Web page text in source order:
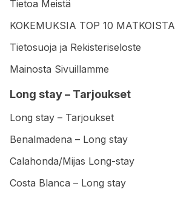
Tietoa Meistä
KOKEMUKSIA TOP 10 MATKOISTA
Tietosuoja ja Rekisteriseloste
Mainosta Sivuillamme
Long stay – Tarjoukset
Long stay – Tarjoukset
Benalmadena – Long stay
Calahonda/Mijas Long-stay
Costa Blanca – Long stay